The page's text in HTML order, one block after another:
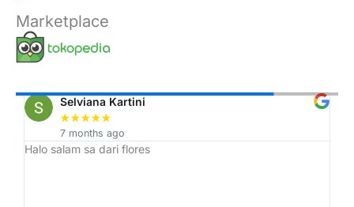
Marketplace
Selviana Kartini
★★★★★
7 months ago
Halo salam sa dari flores